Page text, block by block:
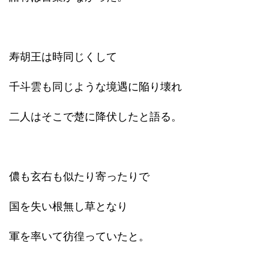
寿胡王は時同じくして
千斗雲も同じような境遇に陥り壊れ
二人はそこで楚に降伏したと語る。
儂も玄右も似たり寄ったりで
国を失い根無し草となり
軍を率いて彷徨っていたと。